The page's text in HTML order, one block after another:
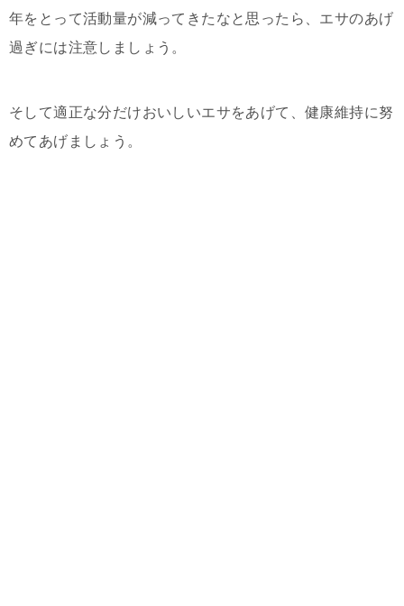
年をとって活動量が減ってきたなと思ったら、エサのあげ
過ぎには注意しましょう。
そして適正な分だけおいしいエサをあげて、健康維持に努
めてあげましょう。